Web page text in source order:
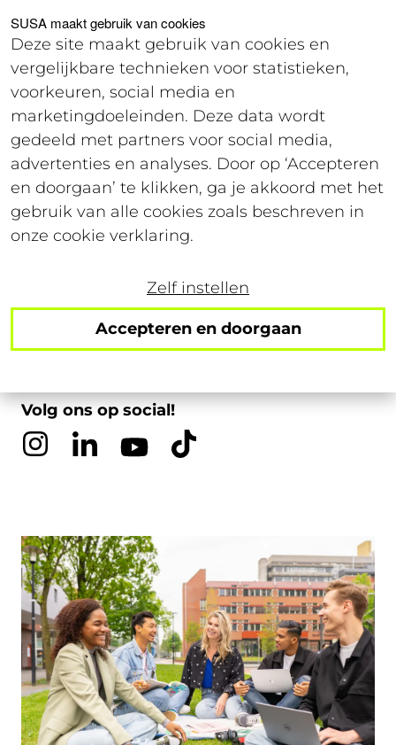
SUSA maakt gebruik van cookies
Deze site maakt gebruik van cookies en
vergelijkbare technieken voor statistieken,
voorkeuren, social media en
marketingdoeleinden. Deze data wordt
gedeeld met partners voor social media,
advertenties en analyses. Door op ‘Accepteren
en doorgaan’ te klikken, ga je akkoord met het
gebruik van alle cookies zoals beschreven in
onze cookie verklaring.
Zelf instellen
Accepteren en doorgaan
Voor studenten Voor werkgevers
Login
Rome met een
c'è problema
20 september 2018
Leestijd: 3 minuten
Volg ons op social!